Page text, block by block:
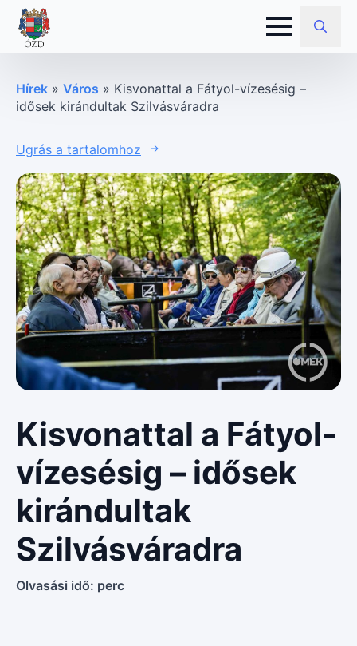
Search
Hírek » Város » Kisvonattal a Fátyol-vízesésig –
idősek kirándultak Szilvásváradra
Ugrás a tartalomhoz
Kisvonattal a Fátyol-
vízesésig – idősek
kirándultak
Szilvásváradra
Olvasási idő: perc